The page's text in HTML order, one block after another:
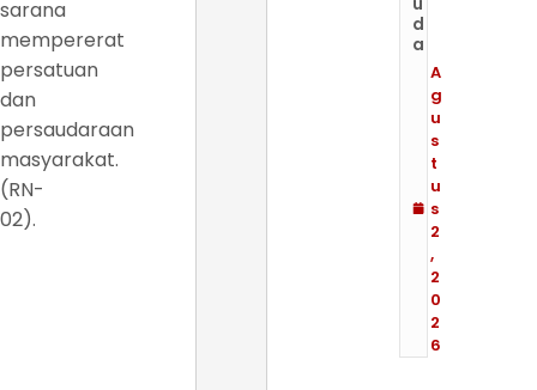
sarana
mempererat
persatuan
dan
persaudaraan
masyarakat.
(RN-
02).
d
a
A
g
u
s
t
u
s
2
,
2
0
2
6